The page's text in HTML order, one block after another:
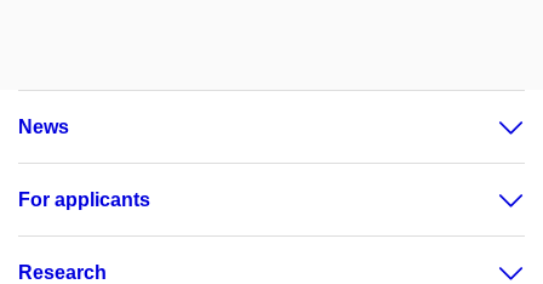
News
For applicants
Research